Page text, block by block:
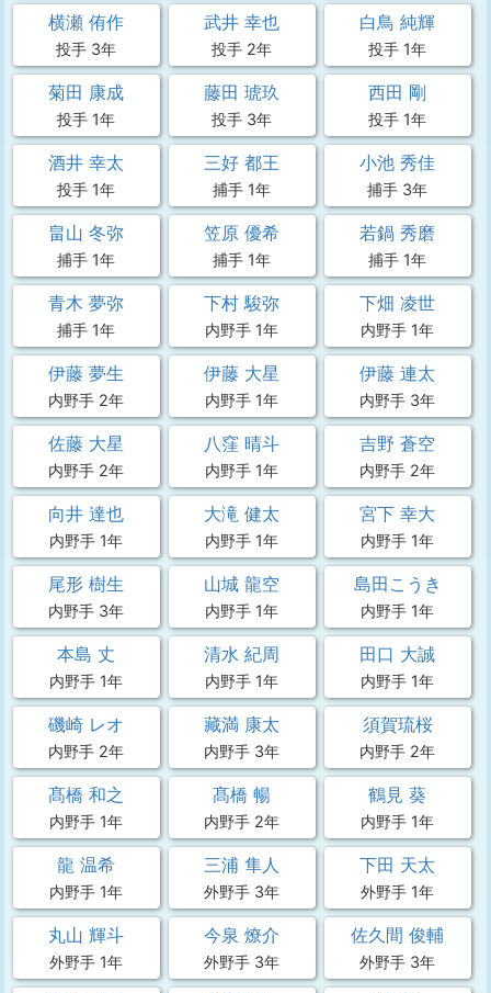
横瀬 侑作
投手 3年
武井 幸也
投手 2年
白鳥 純輝
投手 1年
菊田 康成
投手 1年
藤田 琥玖
投手 3年
西田 剛
投手 1年
酒井 幸太
投手 1年
三好 都王
捕手 1年
小池 秀佳
捕手 3年
畠山 冬弥
捕手 1年
笠原 優希
捕手 1年
若鍋 秀磨
捕手 1年
青木 夢弥
捕手 1年
下村 駿弥
内野手 1年
下畑 凌世
内野手 1年
伊藤 夢生
内野手 2年
伊藤 大星
内野手 1年
伊藤 連太
内野手 3年
佐藤 大星
内野手 2年
八窪 晴斗
内野手 1年
吉野 蒼空
内野手 2年
向井 達也
内野手 1年
大滝 健太
内野手 1年
宮下 幸大
内野手 1年
尾形 樹生
内野手 3年
山城 龍空
内野手 1年
島田こうき
内野手 1年
本島 丈
内野手 1年
清水 紀周
内野手 1年
田口 大誠
内野手 1年
磯崎 レオ
内野手 2年
藏満 康太
内野手 3年
須賀琉桜
内野手 2年
髙橋 和之
内野手 1年
髙橋 暢
内野手 2年
鶴見 葵
内野手 1年
龍 温希
内野手 1年
三浦 隼人
外野手 3年
下田 天太
外野手 1年
丸山 輝斗
外野手 1年
今泉 燎介
外野手 3年
佐久間 俊輔
外野手 3年